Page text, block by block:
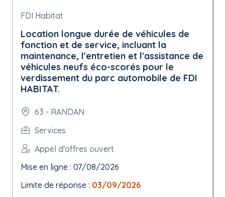
FDI Habitat
Location longue durée de véhicules de
fonction et de service, incluant la
maintenance, l'entretien et l'assistance de
véhicules neufs éco-scorés pour le
verdissement du parc automobile de FDI
HABITAT.
63 - RANDAN
Services
Appel d'offres ouvert
Mise en ligne : 07/08/2026
Limite de réponse : 03/09/2026